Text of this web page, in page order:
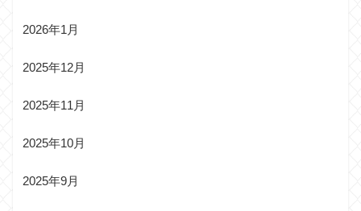
2026年1月
2025年12月
2025年11月
2025年10月
2025年9月